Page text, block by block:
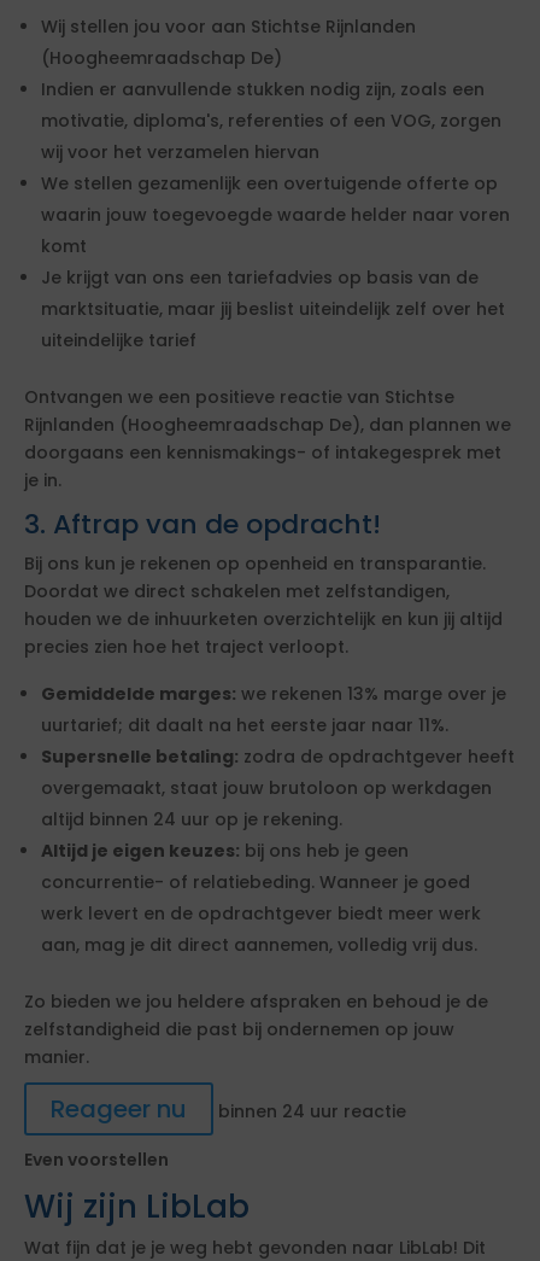
Wij stellen jou voor aan Stichtse Rijnlanden
(Hoogheemraadschap De)
Indien er aanvullende stukken nodig zijn, zoals een
motivatie, diploma's, referenties of een VOG, zorgen
wij voor het verzamelen hiervan
We stellen gezamenlijk een overtuigende offerte op
waarin jouw toegevoegde waarde helder naar voren
komt
Je krijgt van ons een tariefadvies op basis van de
marktsituatie, maar jij beslist uiteindelijk zelf over het
uiteindelijke tarief
Ontvangen we een positieve reactie van Stichtse
Rijnlanden (Hoogheemraadschap De), dan plannen we
doorgaans een kennismakings- of intakegesprek met
je in.
3. Aftrap van de opdracht!
Bij ons kun je rekenen op openheid en transparantie.
Doordat we direct schakelen met zelfstandigen,
houden we de inhuurketen overzichtelijk en kun jij altijd
precies zien hoe het traject verloopt.
Gemiddelde marges: we rekenen 13% marge over je
uurtarief; dit daalt na het eerste jaar naar 11%.
Supersnelle betaling: zodra de opdrachtgever heeft
overgemaakt, staat jouw brutoloon op werkdagen
altijd binnen 24 uur op je rekening.
Altijd je eigen keuzes: bij ons heb je geen
concurrentie- of relatiebeding. Wanneer je goed
werk levert en de opdrachtgever biedt meer werk
aan, mag je dit direct aannemen, volledig vrij dus.
Zo bieden we jou heldere afspraken en behoud je de
zelfstandigheid die past bij ondernemen op jouw
manier.
Reageer nu
binnen 24 uur reactie
Even voorstellen
Wij zijn LibLab
Wat fijn dat je je weg hebt gevonden naar LibLab! Dit